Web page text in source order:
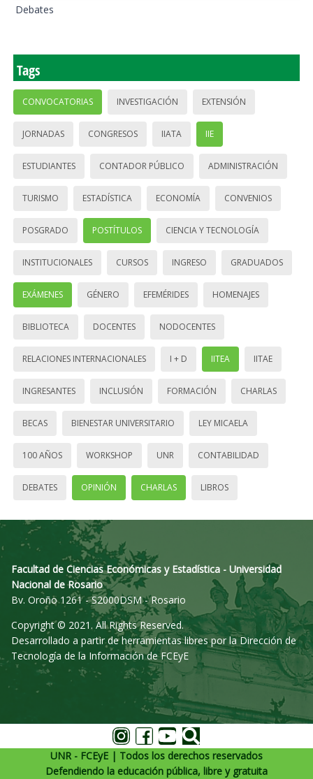
Debates
Tags
CONVOCATORIAS INVESTIGACIÓN EXTENSIÓN
JORNADAS CONGRESOS IIATA IIE
ESTUDIANTES CONTADOR PÚBLICO ADMINISTRACIÓN
TURISMO ESTADÍSTICA ECONOMÍA CONVENIOS
POSGRADO POSTÍTULOS CIENCIA Y TECNOLOGÍA
INSTITUCIONALES CURSOS INGRESO GRADUADOS
EXÁMENES GÉNERO EFEMÉRIDES HOMENAJES
BIBLIOTECA DOCENTES NODOCENTES
RELACIONES INTERNACIONALES I + D IITEA IITAE
INGRESANTES INCLUSIÓN FORMACIÓN CHARLAS
BECAS BIENESTAR UNIVERSITARIO LEY MICAELA
100 AÑOS WORKSHOP UNR CONTABILIDAD
DEBATES OPINIÓN CHARLAS LIBROS
Facultad de Ciencias Económicas y Estadística - Universidad
Nacional de Rosario
Bv. Oroño 1261 - S2000DSM - Rosario
Copyright © 2021. All Rights Reserved.
Desarrollado a partir de herramientas libres por la Dirección de
Tecnología de la Información de FCEyE
UNR - FCEyE | Todos los derechos reservados
Defendiendo la educación pública, libre y gratuita